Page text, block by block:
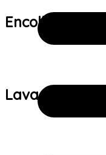
Encolhimento:
Lavagem: